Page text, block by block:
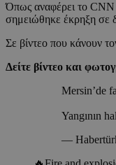
Όπως αναφέρει το
σημειώθηκε έκρηξη σε
Σε βίντεο που κάνουν
Δείτε βίντεο και
Mersin’de
Yangının
—